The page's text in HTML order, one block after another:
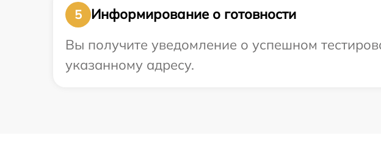
5
Информирование о готовности
Вы получите уведомление о успешном
указанному адресу.